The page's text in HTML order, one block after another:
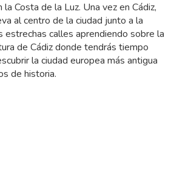
Costa de la Luz. Una vez en Cádiz,
al centro de la ciudad junto a la
estrechas calles aprendiendo sobre la
de Cádiz donde tendrás tiempo
la ciudad europea más antigua
de historia.